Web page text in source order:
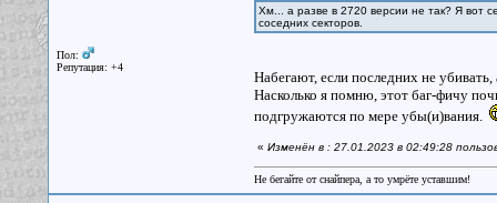
Пол:
Репутация: +4
Хм... а разве в 2720 версии не так? Я вот
соседних секторов.
Набегают, если последних не
Насколько я помню, этот баг-фичу
подгружаются по мере убы(и)вания.
« Изменён в : 27.01.2023 в 02:49:28
Не бегайте от снайпера, а то умрёте уставшим!